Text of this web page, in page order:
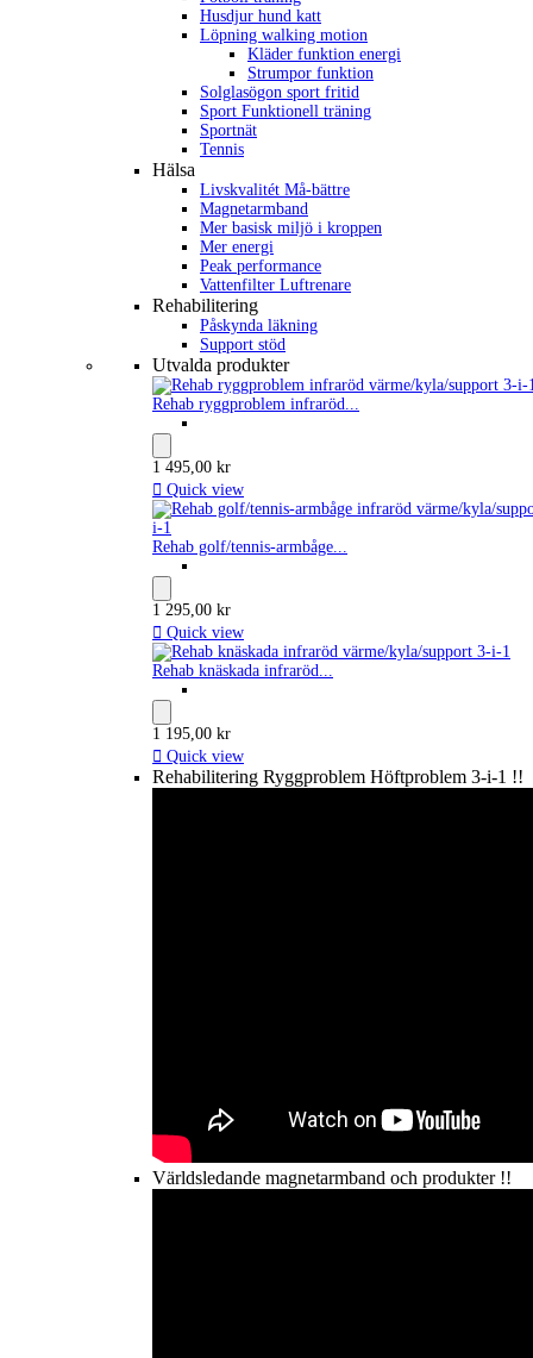
Husdjur hund katt
Löpning walking motion
Kläder funktion energi
Strumpor funktion
Solglasögon sport fritid
Sport Funktionell träning
Sportnät
Tennis
Hälsa
Livskvalitét Må-bättre
Magnetarmband
Mer basisk miljö i kroppen
Mer energi
Peak performance
Vattenfilter Luftrenare
Rehabilitering
Påskynda läkning
Support stöd
Utvalda produkter
Rehab ryggproblem infraröd...
1 495,00 kr
 Quick view
Rehab golf/tennis-armbåge...
1 295,00 kr
 Quick view
Rehab knäskada infraröd...
1 195,00 kr
 Quick view
Rehabilitering Ryggproblem Höftproblem 3-i-1 !!
Världsledande magnetarmband och produkter !!